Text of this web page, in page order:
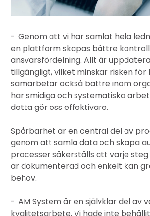
- Genom att vi har samlat hela
en plattform skapas bättre
ansvarsfördelning. Allt är
tillgängligt, vilket minskar risken för
samarbetar också bättre inom
har smidiga och systematiska
detta gör oss effektivare.
Spårbarhet är en central del av
genom att samla data och skapa
processer säkerställs att varje
är dokumenterad och enkelt kan
behov.
- AM System är en självklar del av
kvalitetsarbete. Vi hade inte